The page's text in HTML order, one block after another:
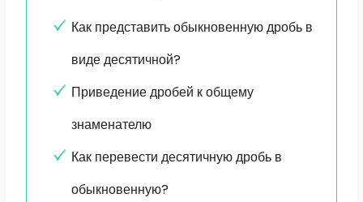
Как представить обыкновенную дробь в
виде десятичной?
Приведение дробей к общему
знаменателю
Как перевести десятичную дробь в
обыкновенную?